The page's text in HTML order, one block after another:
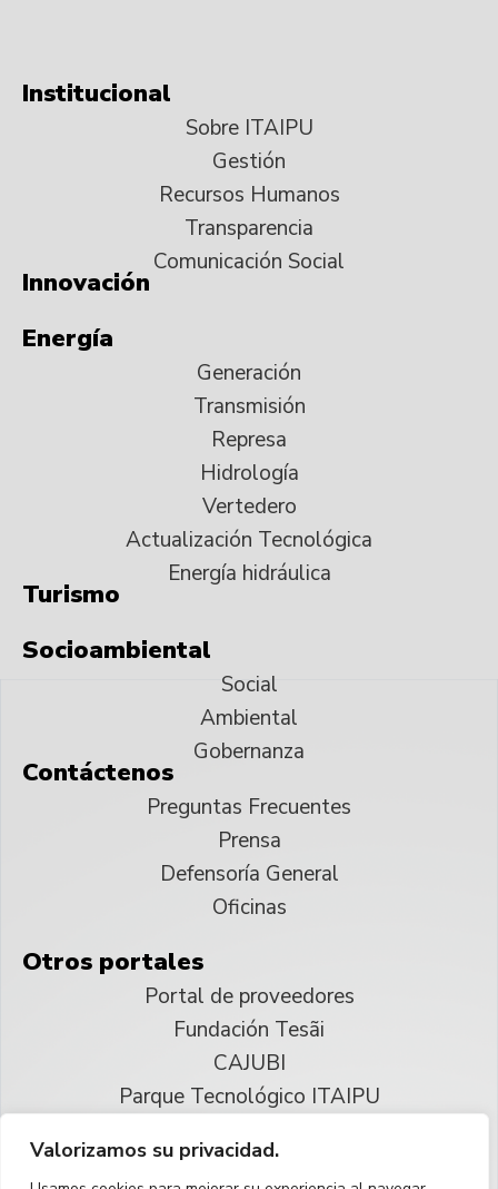
Valorizamos su privacidad.
Institucional
Sobre ITAIPU
Gestión
Recursos Humanos
Transparencia
Comunicación Social
Innovación
Energía
Generación
Transmisión
Represa
Hidrología
Vertedero
Actualización Tecnológica
Energía hidráulica
Turismo
Socioambiental
Social
Ambiental
Gobernanza
Contáctenos
Preguntas Frecuentes
Prensa
Defensoría General
Oficinas
Otros portales
Portal de proveedores
Fundación Tesãi
CAJUBI
Parque Tecnológico ITAIPU